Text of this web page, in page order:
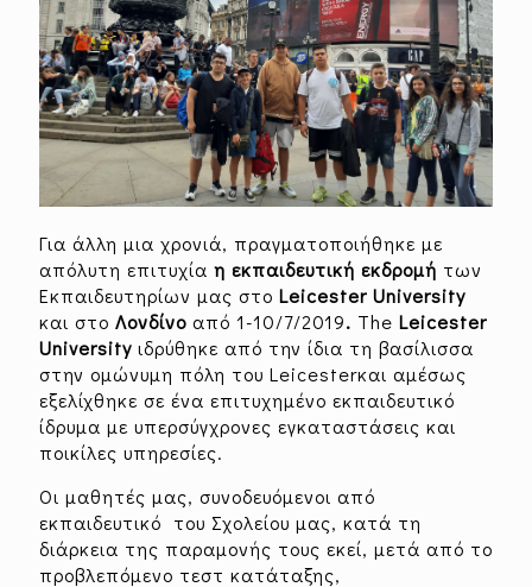
Για άλλη μια χρονιά, πραγματοποιήθηκε με
απόλυτη επιτυχία η εκπαιδευτική εκδρομή των
Εκπαιδευτηρίων μας στο Leicester University
και στο Λονδίνο από 1-10/7/2019. The Leicester
University ιδρύθηκε από την ίδια τη βασίλισσα
στην ομώνυμη πόλη του Leicesterκαι αμέσως
εξελίχθηκε σε ένα επιτυχημένο εκπαιδευτικό
ίδρυμα με υπερσύγχρονες εγκαταστάσεις και
ποικίλες υπηρεσίες.
Οι μαθητές μας, συνοδευόμενοι από
εκπαιδευτικό του Σχολείου μας, κατά τη
διάρκεια της παραμονής τους εκεί, μετά από το
προβλεπόμενο τεστ κατάταξης,